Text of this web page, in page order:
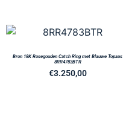
Bron 18K Rosegouden Catch Ring met Blauwe Topaas
8RR4783BTR
€3.250,00